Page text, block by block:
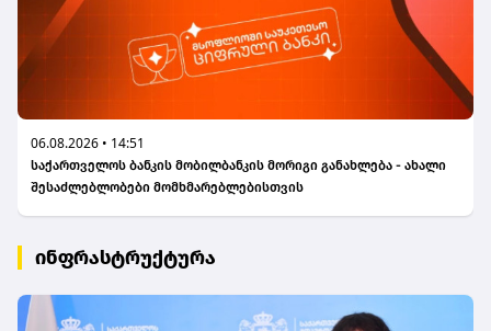
06.08.2026 • 14:51
საქართველოს ბანკის მობილბანკის მორიგი განახლება - ახალი
შესაძლებლობები მომხმარებლებისთვის
ინფრასტრუქტურა